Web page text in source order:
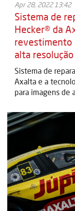
Apr 28, 2022 13:42
Sistema de
Hecker® da
revestimento
alta
Sistema de
Axalta e a
para imagens de